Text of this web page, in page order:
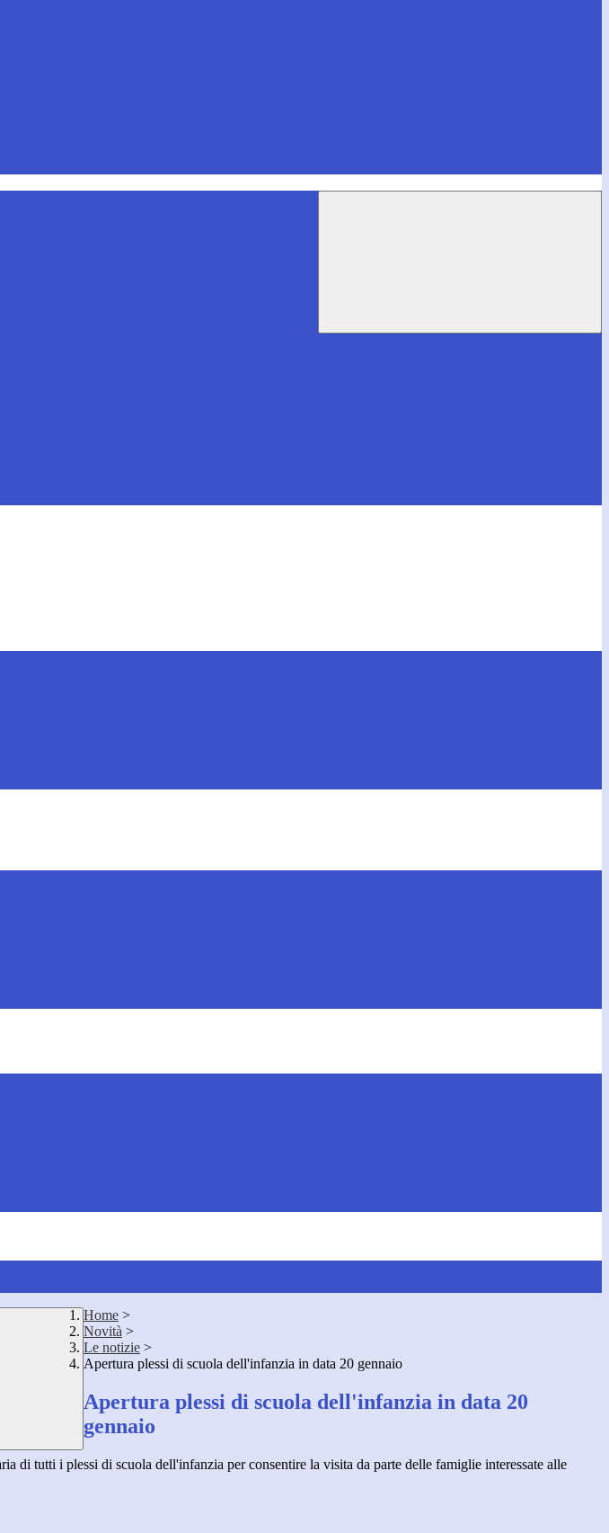
Home >
Novità >
Le notizie >
Apertura plessi di scuola dell'infanzia in data 20 gennaio
Apertura plessi di scuola dell'infanzia in data 20
gennaio
di tutti i plessi di scuola dell'infanzia per consentire la visita da parte delle famiglie interessate alle